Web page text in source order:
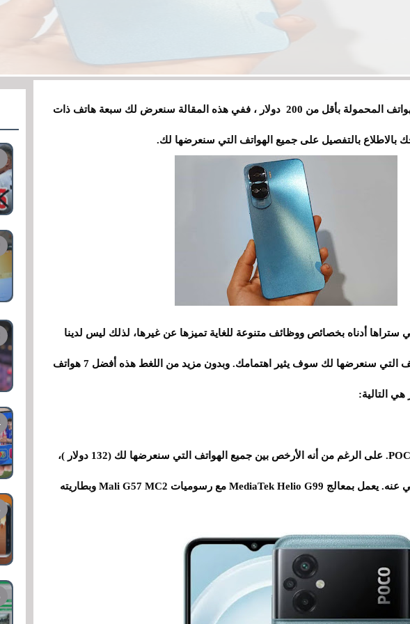
إذا كنت تبحث عن أفضل الهواتف المحمولة بأقل من 200 دولار ، ففي هذه المقالة سنعرض لك سبعة هاتف ذات
بالاطلاع بالتفصيل على جميع الهواتف التي سنعرضها لك.
ستراها أدناه بخصائص ووظائف متنوعة للغاية تميزها عن غيرها، لذلك ليس لدينا
أدنى شك في أن أحد الهواتف التي سنعرضها لك سوف يثير اهتمامك. وبدون مزيد من اللغط هذه أفضل 7 هواتف
الأول في القائمة هو POCO M5. على الرغم من أنه الأرخص بين جميع الهواتف التي سنعرضها لك (132 دولار )،
إلا أنه لا ينبغي عليك التغاضي عنه. يعمل بمعالج MediaTek Helio G99 مع رسوميات Mali G57 MC2 وبطاريته